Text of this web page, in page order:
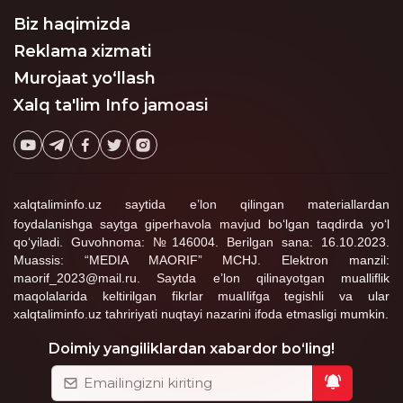
Biz haqimizda
Reklama xizmati
Murojaat yo‘llash
Xalq ta'lim Info jamoasi
xalqtaliminfo.uz saytida e’lon qilingan materiallardan
foydalanishga saytga giperhavola mavjud bo‘lgan taqdirda yo‘l
qo‘yiladi. Guvohnoma: №146004. Berilgan sana: 16.10.2023.
Muassis: “MEDIA MAORIF” MCHJ. Elektron manzil:
maorif_2023@mail.ru. Saytda e’lon qilinayotgan mualliflik
maqolalarida keltirilgan fikrlar muallifga tegishli va ular
xalqtaliminfo.uz tahririyati nuqtayi nazarini ifoda etmasligi mumkin.
Doimiy yangiliklardan xabardor bo‘ling!